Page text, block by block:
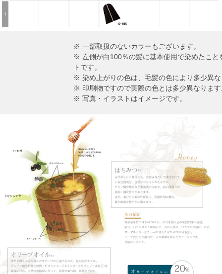
※ 一部取扱のないカラーもございます。
※ 左側が白100％の髪に基本使用で染めたこと
トです。
※ 染め上がりの色は、毛髪の色により多少異
※ 印刷物ですので実際の色とは多少異なりま
※ 写真・イラストはイメージです。